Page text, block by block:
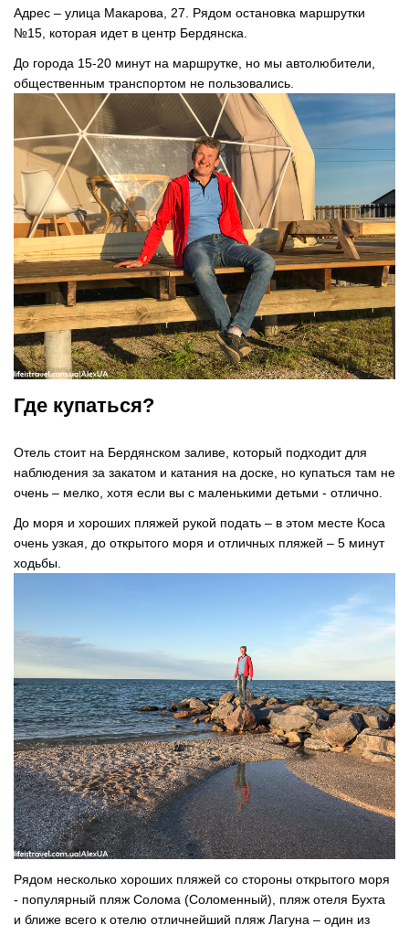
Адрес – улица Макарова, 27. Рядом остановка маршрутки
№15, которая идет в центр Бердянска.
До города 15-20 минут на маршрутке, но мы автолюбители,
общественным транспортом не пользовались.
Где купаться?
Отель стоит на Бердянском заливе, который подходит для
наблюдения за закатом и катания на доске, но купаться там не
очень – мелко, хотя если вы с маленькими детьми - отлично.
До моря и хороших пляжей рукой подать – в этом месте Коса
очень узкая, до открытого моря и отличных пляжей – 5 минут
ходьбы.
Рядом несколько хороших пляжей со стороны открытого моря
- популярный пляж Солома (Соломенный), пляж отеля Бухта
и ближе всего к отелю отличнейший пляж Лагуна – один из